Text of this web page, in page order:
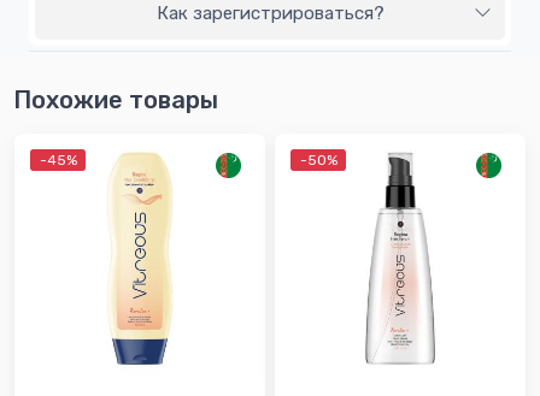
Как зарегистрироваться?
Похожие товары
-45% -50%